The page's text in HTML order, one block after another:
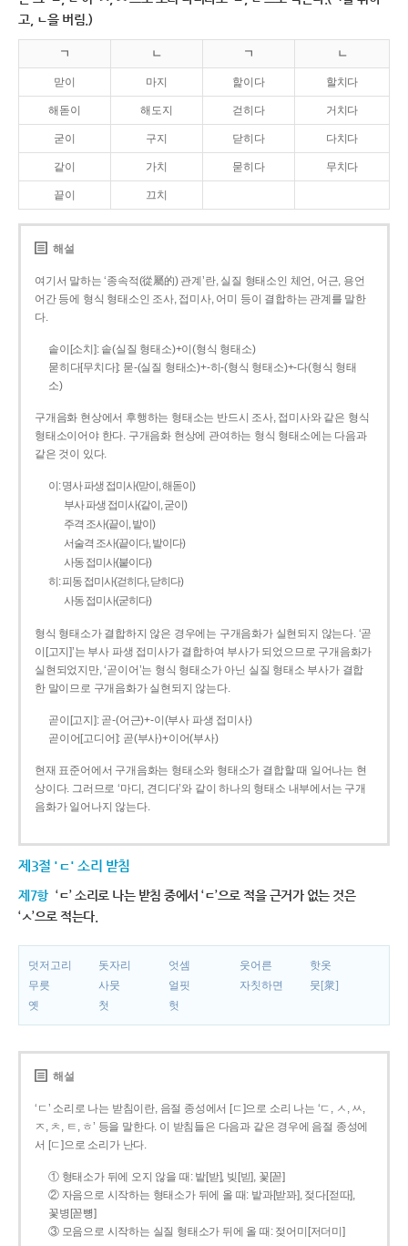
고, ㄴ을 버림.)
ㄱ ㄴ ㄱ ㄴ
맏이 마지 핥이다 할치다
해돋이 해도지 걷히다 거치다
굳이 구지 닫히다 다치다
같이 가치 묻히다 무치다
끝이 끄치
해설
여기서 말하는 ‘종속적(從屬的) 관계’란, 실질 형태소인 체언, 어근, 용언
어간 등에 형식 형태소인 조사, 접미사, 어미 등이 결합하는 관계를 말한
다.
솥이[소치]: 솥(실질 형태소)+이(형식 형태소)
묻히다[무치다]: 묻­-(실질 형태소)+­-히­-(형식 형태소)+-다(형식 형태
소)
구개음화 현상에서 후행하는 형태소는 반드시 조사, 접미사와 같은 형식
형태소이어야 한다. 구개음화 현상에 관여하는 형식 형태소에는 다음과
같은 것이 있다.
이: 명사 파생 접미사(맏이, 해돋이)
부사 파생 접미사(같이, 굳이)
주격 조사(끝이, 밭이)
서술격 조사(끝이다, 밭이다)
사동 접미사(붙이다)
히: 피동 접미사(걷히다, 닫히다)
사동 접미사(굳히다)
형식 형태소가 결합하지 않은 경우에는 구개음화가 실현되지 않는다. ‘곧
이[고지]’는 부사 파생 접미사가 결합하여 부사가 되었으므로 구개음화가
실현되었지만, ‘곧이어’는 형식 형태소가 아닌 실질 형태소 부사가 결합
한 말이므로 구개음화가 실현되지 않는다.
곧이[고지]: 곧-­(어근)+­-이(부사 파생 접미사)
곧이어[고디어]: 곧(부사)+이어(부사)
현재 표준어에서 구개음화는 형태소와 형태소가 결합할 때 일어나는 현
상이다. 그러므로 ‘마디, 견디다’와 같이 하나의 형태소 내부에서는 구개
음화가 일어나지 않는다.
제3절 'ㄷ' 소리 받침
제7항 ‘ㄷ’ 소리로 나는 받침 중에서 ‘ㄷ’으로 적을 근거가 없는 것은
‘ㅅ’으로 적는다.
덧저고리 돗자리 엇셈 웃어른
핫옷
무릇
사뭇 얼핏 자칫하면
뭇[衆]
옛
첫 헛
해설
‘ㄷ’ 소리로 나는 받침이란, 음절 종성에서 [ㄷ]으로 소리 나는 ‘ㄷ, ㅅ, ㅆ,
ㅈ, ㅊ, ㅌ, ㅎ’ 등을 말한다. 이 받침들은 다음과 같은 경우에 음절 종성에
서 [ㄷ]으로 소리가 난다.
① 형태소가 뒤에 오지 않을 때: 밭[받], 빚[빋], 꽃[꼳]
② 자음으로 시작하는 형태소가 뒤에 올 때: 밭과[받꽈], 젖다[젇따],
꽃병[꼳뼝]
③ 모음으로 시작하는 실질 형태소가 뒤에 올 때: 젖어미[저더미]